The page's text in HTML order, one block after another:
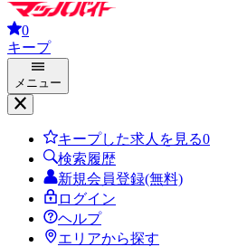
0
キープ
メニュー
キープした求人を見る0
検索履歴
新規会員登録(無料)
ログイン
ヘルプ
エリアから探す